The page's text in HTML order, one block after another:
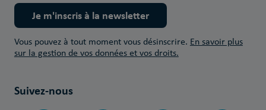
Je m'inscris à la newsletter
Vous pouvez à tout moment vous désinscrire. En savoir plus
sur la gestion de vos données et vos droits.
Suivez-nous